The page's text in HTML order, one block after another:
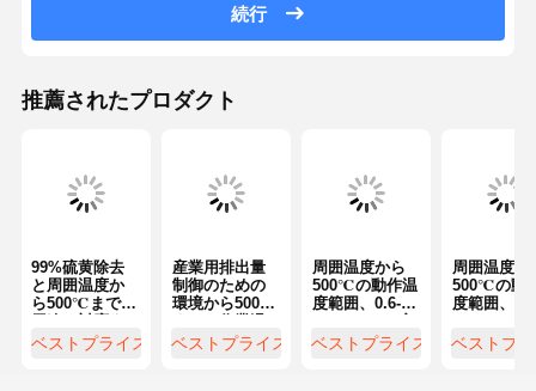
続行
推薦されたプロダクト
99%硫黄除去
と周囲温度か
ら500℃までの
る熱再生型高
効率脱硫装置
ベストプライス
産業用排出量
制御のための
環境から500°C
度範囲と99%
までの硫黄除
ベストプライス
周囲温度から
500℃の動作温
度範囲、0.6-
度に対応する
熱再生または
ベストプライス
周囲温度か
500℃の動
度範囲、
度で最大
の硫黄除去
ベストプ